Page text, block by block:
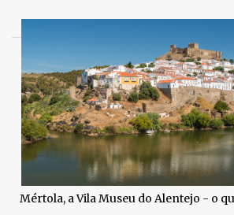
Mértola, a Vila Museu do Alentejo - o